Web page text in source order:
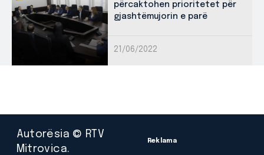
përcaktohen prioritetet për
gjashtëmujorin e parë
21/06/2022
Autorësia © RTV
Mitrovica.
Reklama